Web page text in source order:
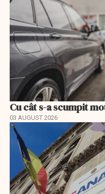
Cu cât s-a scumpit
03 AUGUST 2026